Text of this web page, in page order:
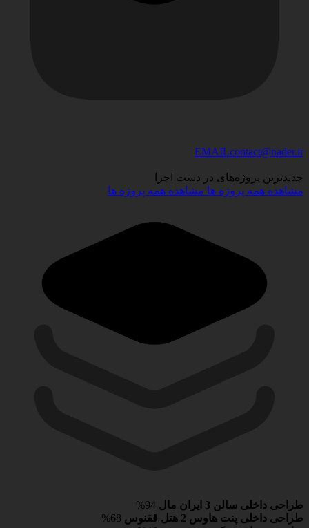
EMAILcontact@nader.ir
جدیدترین پروژه‌های در دست اجرا
مشاهده همه پروژه ها مشاهده همه پروژه ها
طراحی داخلی سالن 3 ایران مال
94%
طراحی داخلی پنت هاوس 2 هتل ققنوس
68%